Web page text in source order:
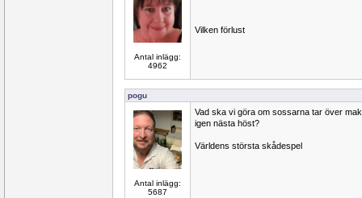
Antal inlägg:
4962
Vilken förlust
pogu
Antal inlägg:
5687
Vad ska vi göra om sossarna tar över
igen nästa höst?
Världens största skådespel